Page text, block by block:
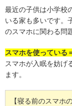
最近の子供は小学校
いる家も多いです。
のスマホに関わる問
スマホを使っている
スマホが入眠を妨げ
ます。
【寝る前のスマホ